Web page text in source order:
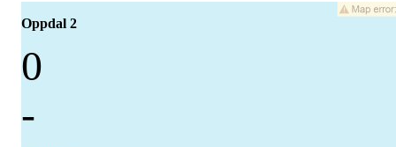
Oppdal 2
0
-